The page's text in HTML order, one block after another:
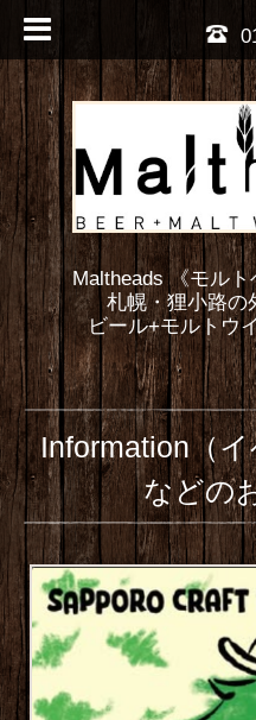
Maltheads 《モル
札幌・狸小路の
ビール+モルトウ
Information（
などの